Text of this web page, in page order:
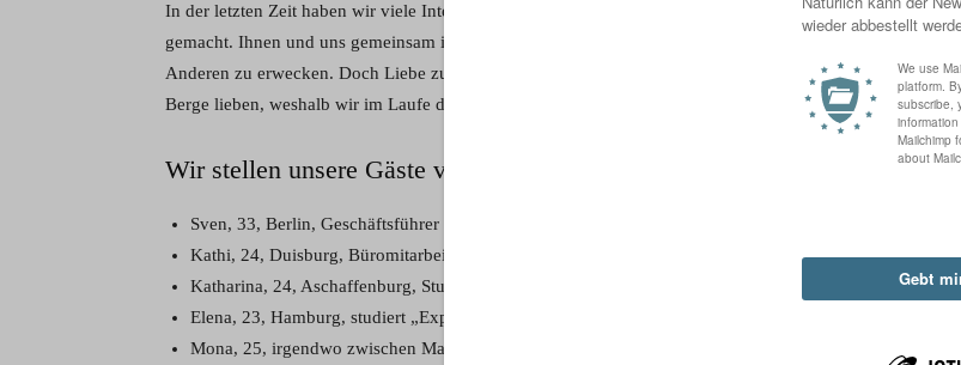
In der letzten Zeit haben wir viele Interviews mit RennläufernundInfluencern
gemacht. Ihnen und uns gemeinsam ist eine tiefe Liebe zum Wintersport und der Wunsch, diese Freude in
Anderen zu erwecken. Doch Liebe zu den Bergen ist nicht einem kleinen Kreis vorbehalten, jeder darf die
Berge lieben, weshalb wir im Laufe des Winters 5 Gästen in Tirol 5 Fragen gestellt haben.
Wir stellen unsere Gäste vor:
Sven, 33, Berlin, Geschäftsführer einer Akademie –
Kathi, 24, Duisburg, Büromitarbeiterin –
Katharina, 24, Aschaffenburg, Studentin –
Elena, 23, Hamburg, studiert „Expressive Arts in Social Transformation“ –
Mona, 25, irgendwo zwischen Mannheim und Frankfurt. Studentin und Bloggerin